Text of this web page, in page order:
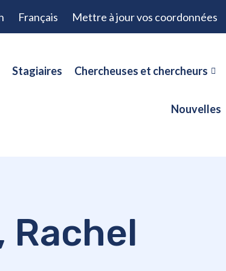
Français Mettre à jour vos coordonnées
Stagiaires Chercheuses et chercheurs
Nouvelles
Rachel